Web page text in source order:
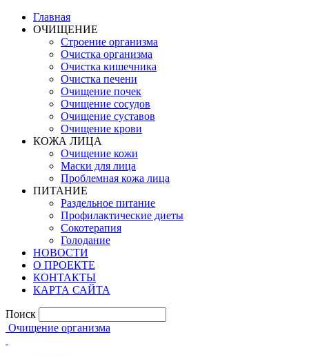
Главная
ОЧИЩЕНИЕ
Строение организма
Очистка организма
Очистка кишечника
Очистка печени
Очищение почек
Очищение сосудов
Очищение суставов
Очищение крови
КОЖА ЛИЦА
Очищение кожи
Маски для лица
Проблемная кожа лица
ПИТАНИЕ
Раздельное питание
Профилактические диеты
Сокотерапия
Голодание
НОВОСТИ
О ПРОЕКТЕ
КОНТАКТЫ
КАРТА САЙТА
Поиск
Очищение организма